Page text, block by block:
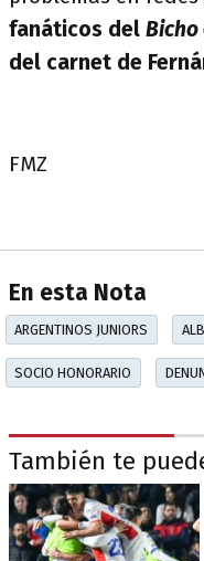
fanáticos del Bicho
del carnet de
FMZ
En esta Nota
ARGENTINOS JUNIORS
SOCIO HONORARIO
También te